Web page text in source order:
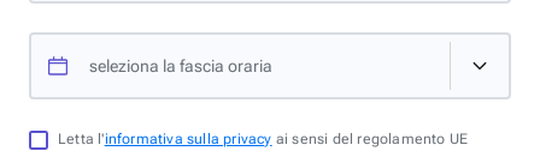
seleziona la fascia oraria
Letta l'informativa sulla privacy ai sensi del regolamento UE